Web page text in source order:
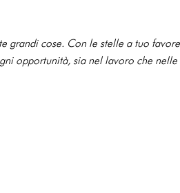
grandi cose. Con le stelle a tuo
opportunità, sia nel lavoro che